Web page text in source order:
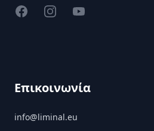
FacebookInstagramYouTube
Επικοινωνία
info@liminal.eu